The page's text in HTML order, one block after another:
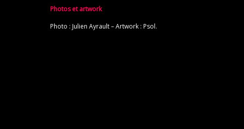
Photos et artwork
Photo : Julien Ayrault – Artwork : Psol.